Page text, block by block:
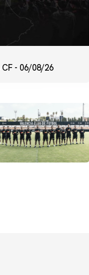
CF - 06/08/26